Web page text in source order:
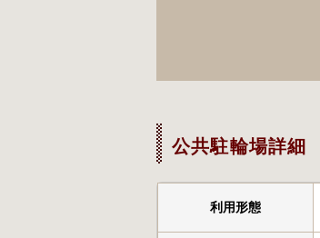
公共駐輪場詳細
利用形態